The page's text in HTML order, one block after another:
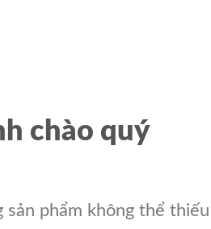
chào quý
phẩm không thể thiếu